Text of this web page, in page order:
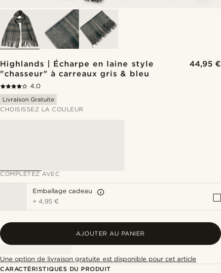
Highlands | Écharpe en laine style
"chasseur" à carreaux gris & bleu
44,95 €
4.0
Livraison Gratuite
CHOISISSEZ LA COULEUR
COMPLÉTEZ AVEC
Emballage cadeau
+4,95 €
AJOUTER AU PANIER
Une option de livraison gratuite est disponible pour cet article
CARACTÉRISTIQUES DU PRODUIT